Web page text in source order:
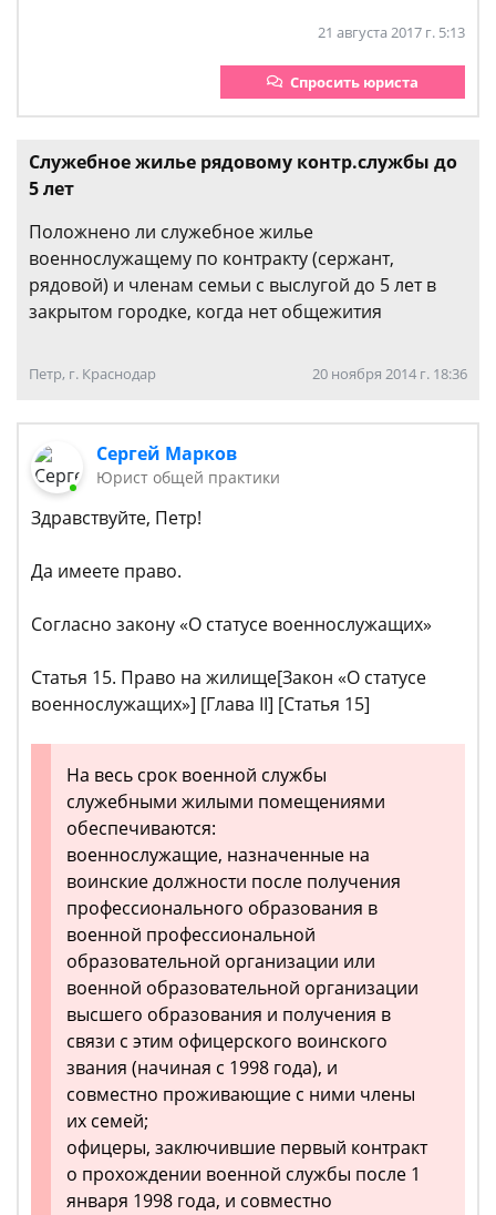
21 августа 2017 г. 5:13
Спросить юриста
Служебное жилье рядовому контр.службы до
5 лет
Положнено ли служебное жилье
военнослужащему по контракту (сержант,
рядовой) и членам семьи с выслугой до 5 лет в
закрытом городке, когда нет общежития
Петр, г. Краснодар 20 ноября 2014 г. 18:36
Сергей Марков
Юрист общей практики
Здравствуйте, Петр!
Да имеете право.
Согласно закону «О статусе военнослужащих»
Статья 15. Право на жилище[Закон «О статусе
военнослужащих»] [Глава II] [Статья 15]
На весь срок военной службы
служебными жилыми помещениями
обеспечиваются:
военнослужащие, назначенные на
воинские должности после получения
профессионального образования в
военной профессиональной
образовательной организации или
военной образовательной организации
высшего образования и получения в
связи с этим офицерского воинского
звания (начиная с 1998 года), и
совместно проживающие с ними члены
их семей;
офицеры, заключившие первый контракт
о прохождении военной службы после 1
января 1998 года, и совместно